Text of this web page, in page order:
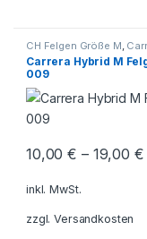
CH Felgen Größe M
Hybrid
Carrera Hybrid M
009
10,00€ – 19,00 €
Dieses Produkt
inkl. MwSt.
zzgl.Versandkosten